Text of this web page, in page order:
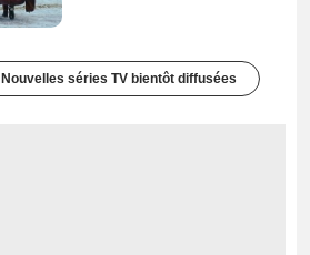
Nouvelles séries TV bientôt diffusées